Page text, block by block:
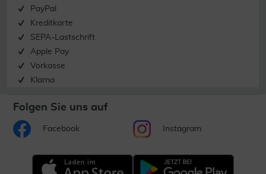
PayPal
Kreditkarte
SEPA-Lastschrift
Apple Pay
Vorkasse
Klarna
Folgen Sie uns auf
Facebook Instagram